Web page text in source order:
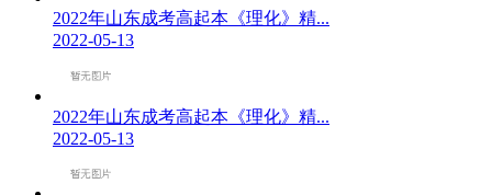
2022年山东成考高起本《理化》精...
2022-05-13
2022年山东成考高起本《理化》精...
2022-05-13